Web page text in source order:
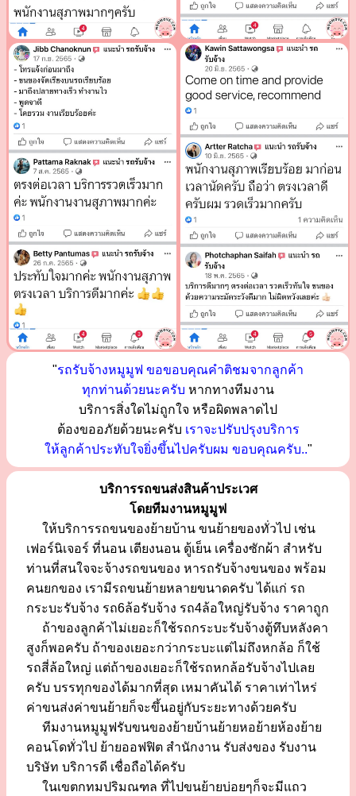
"รถรับจ้างหมูมูฟ ขอขอบคุณคำติชมจากลูกค้า
ทุกท่านด้วยนะครับ หากทางทีมงาน
บริการสิ่งใดไม่ถูกใจ หรือผิดพลาดไป
ต้องขออภัยด้วยนะครับ เราจะปรับปรุงบริการ
ให้ลูกค้าประทับใจยิ่งขึ้นไปครับผม ขอบคุณครับ.."
บริการรถขนส่งสินค้าประเวศ
โดยทีมงานหมูมูฟ
ให้บริการรถขนของย้ายบ้าน ขนย้ายของทั่วไป เช่น
เฟอร์นิเจอร์ ที่นอน เตียงนอน ตู้เย็น เครื่องซักผ้า สำหรับ
ท่านที่สนใจจะจ้างรถขนของ หารถรับจ้างขนของ พร้อม
คนยกของ เรามีรถขนย้ายหลายขนาดครับ ได้แก่ รถ
กระบะรับจ้าง รถ6ล้อรับจ้าง รถ4ล้อใหญ่รับจ้าง ราคาถูก
ถ้าของลูกค้าไม่เยอะก็ใช้รถกระบะรับจ้างตู้ทึบหลังคา
สูงก็พอครับ ถ้าของเยอะกว่ากระบะแต่ไม่ถึงหกล้อ ก็ใช้
รถสี่ล้อใหญ่ แต่ถ้าของเยอะก็ใช้รถหกล้อรับจ้างไปเลย
ครับ บรรทุกของได้มากที่สุด เหมาคันได้ ราคาเท่าไหร่
ค่าขนส่งค่าขนย้ายก็จะขึ้นอยู่กับระยะทางด้วยครับ
ทีมงานหมูมูฟรับขนของย้ายบ้านย้ายหอย้ายห้องย้าย
คอนโดทั่วไป ย้ายออฟฟิต สำนักงาน รับส่งของ รับงาน
บริษัท บริการดี เชื่อถือได้ครับ
ในเขตกทมปริมณฑล ที่ไปขนย้ายบ่อยๆก็จะมีแถว